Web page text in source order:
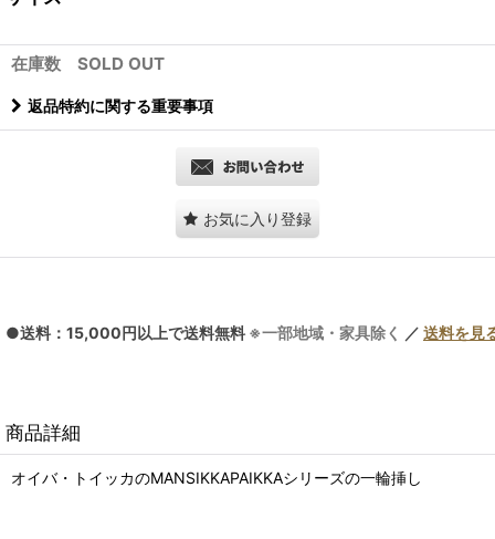
在庫数 SOLD OUT
返品特約に関する重要事項
お気に入り登録
●送料：15,000円以上で送料無料 ※一部地域・家具除く ／ 送料を見
商品詳細
オイバ・トイッカのMANSIKKAPAIKKAシリーズの一輪挿し